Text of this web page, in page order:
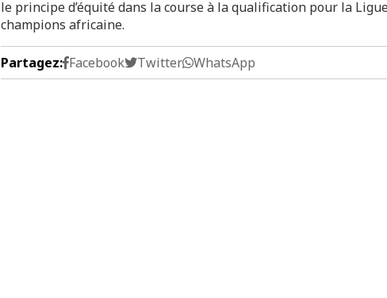
le principe d’équité dans la course à la qualification pour la
champions africaine.
Partagez: Facebook Twitter WhatsApp